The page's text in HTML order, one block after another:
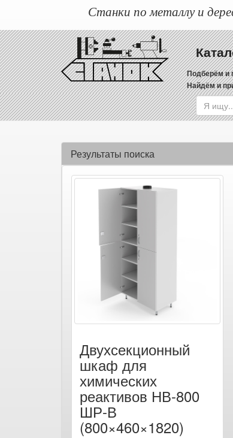
Станки по металлу и
Подберём и
Найдём и
Результаты поиска
Двухсекционный
шкаф для
химических
реактивов НВ-800
ШР-В
(800×460×1820)